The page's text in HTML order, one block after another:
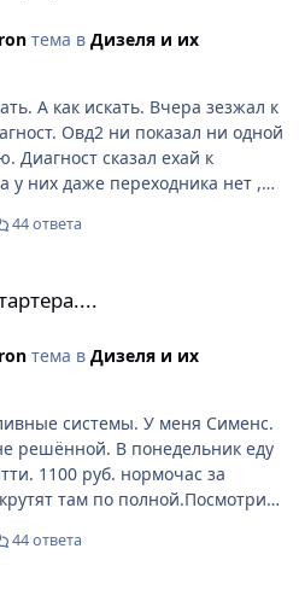
тема в Дизеля и их
к
Овд2 ни показал ни одной
к
у них даже переходника нет ,
топл системы ВИНС
показывает 254
44 ответа
тема в Дизеля и их
У меня Сименс.
решённой. В понедельник еду
руб. нормочас за
про подходы
44 ответа